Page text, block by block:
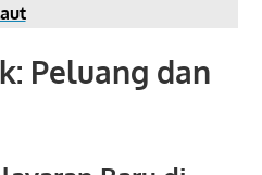
Peluang dan